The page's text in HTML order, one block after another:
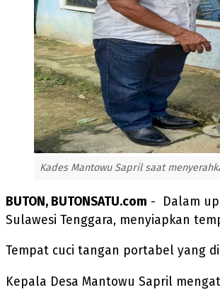
Kades Mantowu Sapril saat
BUTON, BUTONSATU.com - Dalam
Sulawesi Tenggara, menyiapkan
Tempat cuci tangan portabel yang
Kepala Desa Mantowu Sapril